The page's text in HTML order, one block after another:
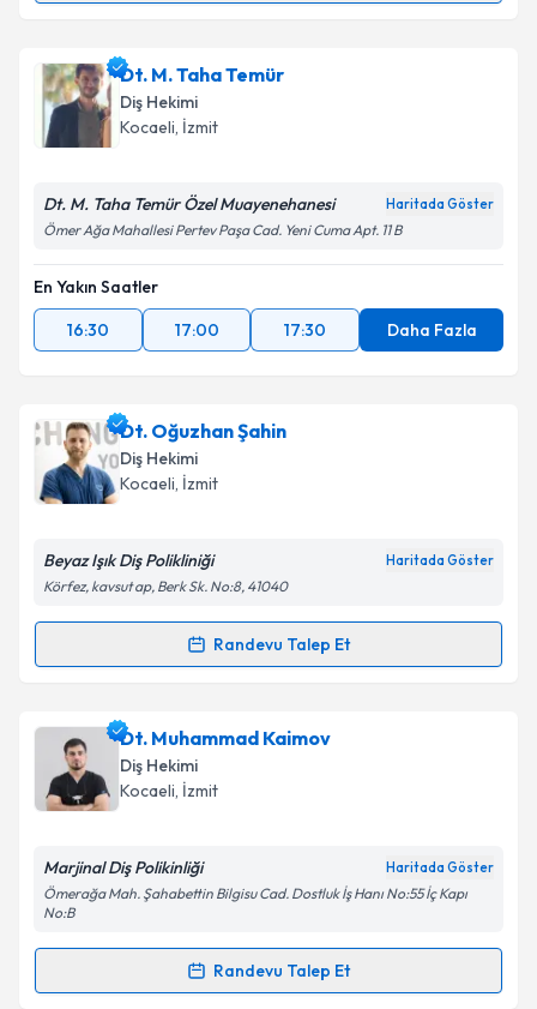
için bir takvim hazırlandığında e-posta ile
bilgilendireceğiz.
E-posta Adresiniz
Kişisel verilerimin işlenmesine ilişkinAydınlatma
Metni
kapsamda işlenmesini kabul ediyorum.
Dt. M. Taha Temür
Diş Hekimi
Kocaeli, İzmit
Dt. M. Taha Temür Özel Muayenehanesi Haritada Göster
Ömer Ağa Mahallesi Pertev Paşa Cad. Yeni Cuma Apt. 11 B
En Yakın Saatler
16:30
17:00 17:30 Daha Fazla
Dt. Oğuzhan Şahin
Diş Hekimi
Kocaeli, İzmit
Beyaz Işık Diş Polikliniği Haritada Göster
Körfez, kavsut ap, Berk Sk. No:8, 41040
Randevu Talep Et
Randevu Takvimi Talebi
Dt. Oğuzhan Şahiniçin randevu takvimi talebi
oluşturun. Size bu uzmandan randevu almanız için bir
takvim hazırlandığında e-posta ile bilgilendireceğiz.
Kişisel verilerimin işlenmesine ilişkinAydınlatma
'ni okudum ve kişisel verilerimin belirtilen
kapsamda işlenmesini kabul ediyorum.
Dt. Muhammad Kaimov
Diş Hekimi
Kocaeli, İzmit
Marjinal Diş Polikinliği Haritada Göster
Ömerağa Mah. Şahabettin Bilgisu Cad. Dostluk İş Hanı No:55 İç Kapı
No:B
Randevu Talep Et
Randevu Takvimi Talebi